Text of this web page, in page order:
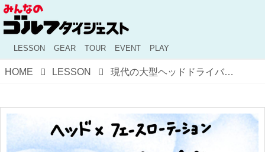
LESSON GEAR TOUR EVENT PLAY
HOME LESSON 現代の大型ヘッドドライバーに最適！ フェースローテーションを抑えたスウィングのコツを、プロがイラストを交えて解説！